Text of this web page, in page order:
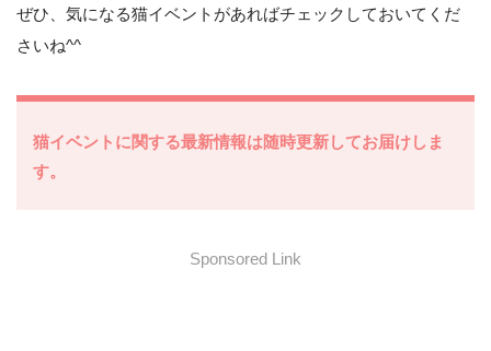
ぜひ、気になる猫イベントがあればチェックしておいてくだ
さいね^^
猫イベントに関する最新情報は随時更新してお届けしま
す。
Sponsored Link